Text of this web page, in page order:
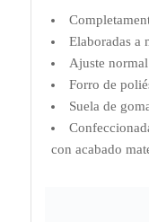
Elaboradas a
Ajuste normal
Forro de
Suela de
con acabado